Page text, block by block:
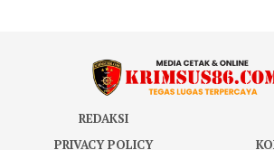
REDAKSI
PRIVACY POLICY